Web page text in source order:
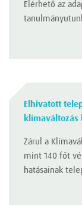
Elérhető az
Elhivatott
klímaváltozás
Zárul a
mint 140 főt
hatásainak